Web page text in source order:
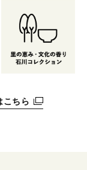
こちら